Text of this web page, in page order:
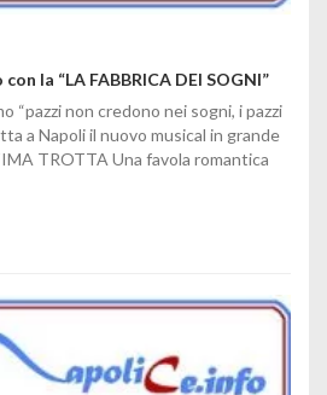
la “LA FABBRICA DEI SOGNI”
“pazzi non credono nei sogni, i pazzi
a Napoli il nuovo musical in grande
TROTTA Una favola romantica